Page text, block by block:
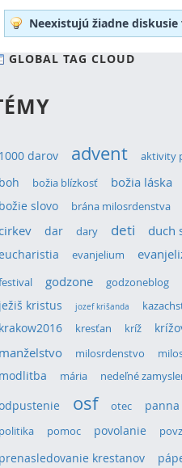
Neexistujú žiadne
GLOBAL TAG CLOUD
darov advent aktivity
božia blízkosť božia láska
slovo brána milosrdenstva
dar dary deti duch
evanjelium
godzone godzoneblog
kristus jozef krišanda
kresťan kríž
milosrdenstvo
mária nedeľné
osf otec
pomoc povolanie
krestanov